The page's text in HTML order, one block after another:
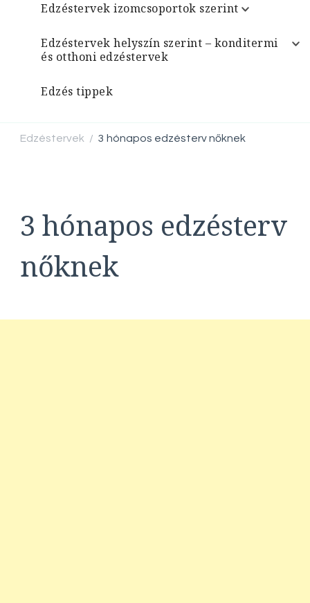
Edzéstervek izomcsoportok szerint
Edzéstervek helyszín szerint – konditermi
és otthoni edzéstervek
Edzés tippek
Edzéstervek / 3 hónapos edzésterv nőknek
3 hónapos edzésterv
nőknek